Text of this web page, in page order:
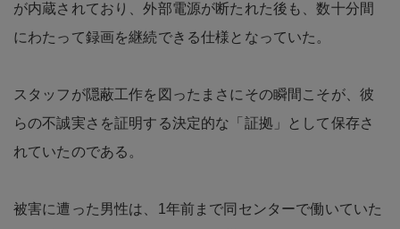
が内蔵されており、外部電源が断たれた後も、数十分間
にわたって録画を継続できる仕様となっていた。
スタッフが隠蔽工作を図ったまさにその瞬間こそが、彼
らの不誠実さを証明する決定的な「証拠」として保存さ
れていたのである。
被害に遭った男性は、1年前まで同センターで働いていた